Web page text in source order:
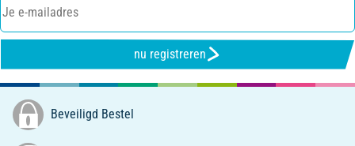
nu registreren
Beveiligd Bestel